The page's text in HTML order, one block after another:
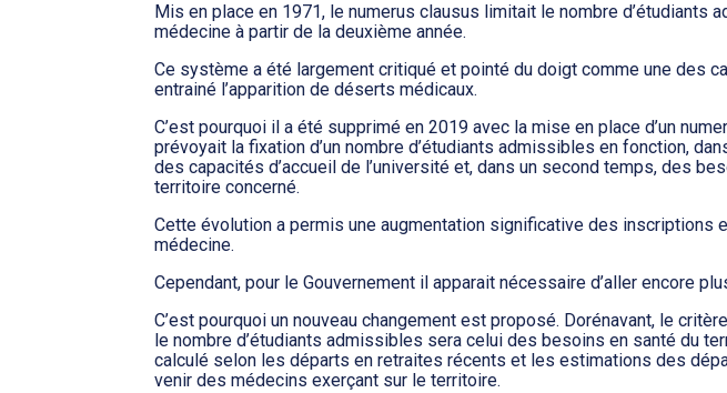
Mis en place en 1971, le numerus clausus limitait le nombre d’étudiants
médecine à partir de la deuxième année.
Ce système a été largement critiqué et pointé du doigt comme une des
entrainé l’apparition de déserts médicaux.
C’est pourquoi il a été supprimé en 2019 avec la mise en place d’un
prévoyait la fixation d’un nombre d’étudiants admissibles en fonction,
des capacités d’accueil de l’université et, dans un second temps, des
territoire concerné.
Cette évolution a permis une augmentation significative des inscriptions
médecine.
Cependant, pour le Gouvernement il apparait nécessaire d’aller encore
C’est pourquoi un nouveau changement est proposé. Dorénavant, le
le nombre d’étudiants admissibles sera celui des besoins en santé du
calculé selon les départs en retraites récents et les estimations des
venir des médecins exerçant sur le territoire.